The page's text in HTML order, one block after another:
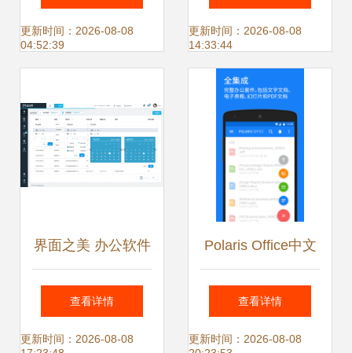
协作效率拉满
更新时间：2026-08-08
04:52:39
效工作者的实用指
更新时间：2026-08-08
14:33:44
界面之美 办公软件
设计中的效率与人
性化平衡
查看详情
更新时间：2026-08-08
Polaris Office中文
版 跨平台轻量级办
公软件的全面解析
查看详情
更新时间：2026-08-08